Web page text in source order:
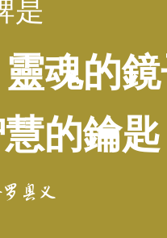
是
魂的
的鑰匙
奥义